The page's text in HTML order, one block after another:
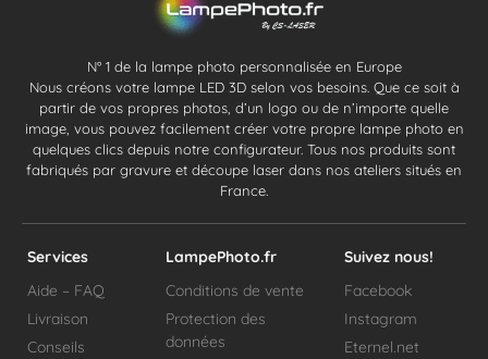
N° 1 de la lampe photo personnalisée en Europe
Nous créons votre lampe LED 3D selon vos besoins. Que ce soit à
partir de vos propres photos, d’un logo ou de n’importe quelle
image, vous pouvez facilement créer votre propre lampe photo en
quelques clics depuis notre configurateur. Tous nos produits sont
fabriqués par gravure et découpe laser dans nos ateliers situés en
France.
Services
Aide – FAQ
Livraison
Conseils
LampePhoto.fr
Conditions de vente
Protection des
données
Suivez nous!
Facebook
Instagram
Eternel.net